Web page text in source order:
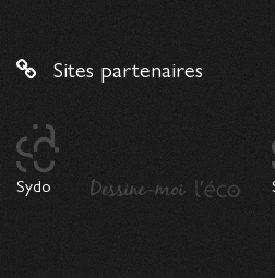
Sites partenaires
Sydo